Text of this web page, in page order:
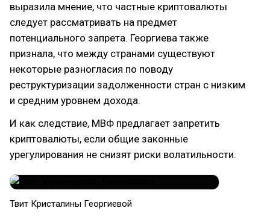
выразила мнение, что частные криптовалюты
следует рассматривать на предмет
потенциального запрета. Георгиева также
признала, что между странами существуют
некоторые разногласия по поводу
реструктуризации задолженности стран с низким
и средним уровнем дохода.
И как следствие, МВФ предлагает запретить
криптовалюты, если общие законные
урегулирования не снизят риски волатильности.
Твит Кристалины Георгиевой